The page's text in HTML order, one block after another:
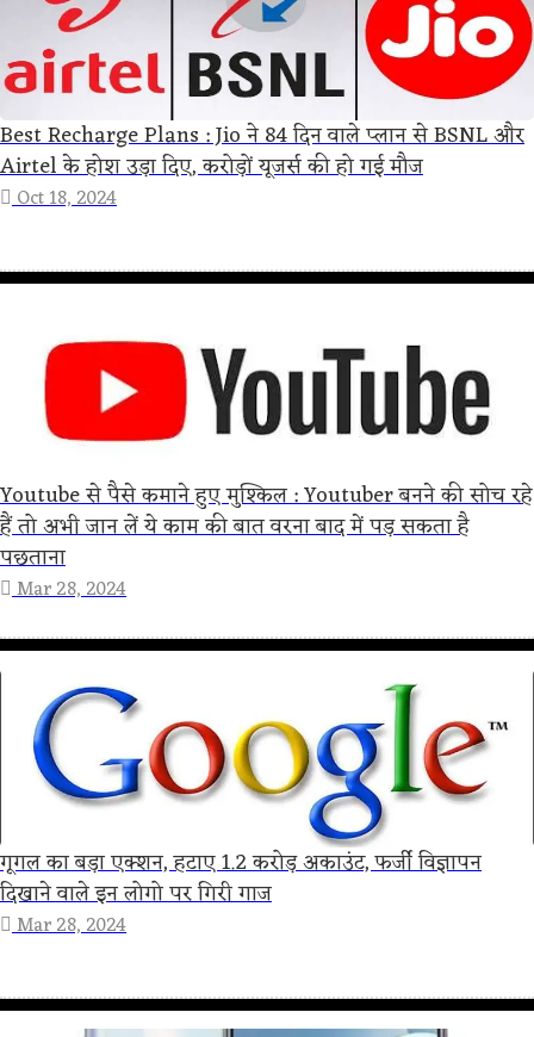
Best Recharge Plans : Jio ने 84 दिन वाले प्लान से BSNL और
Airtel के होश उड़ा दिए, करोड़ों यूजर्स की हो गई मौज
Oct 18, 2024
Youtube से पैसे कमाने हुए मुश्किल : Youtuber बनने की सोच रहे
हैं तो अभी जान लें ये काम की बात वरना बाद में पड़ सकता है
पछताना
Mar 28, 2024
गूगल का बड़ा एक्शन, हटाए 1.2 करोड़ अकाउंट, फर्जी विज्ञापन
दिखाने वाले इन लोगो पर गिरी गाज
Mar 28, 2024